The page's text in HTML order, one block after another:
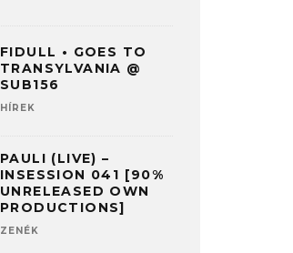
FIDULL • GOES TO
TRANSYLVANIA @
SUB156
HÍREK
PAULI (LIVE) –
INSESSION 041 [90%
UNRELEASED OWN
PRODUCTIONS]
ZENÉK